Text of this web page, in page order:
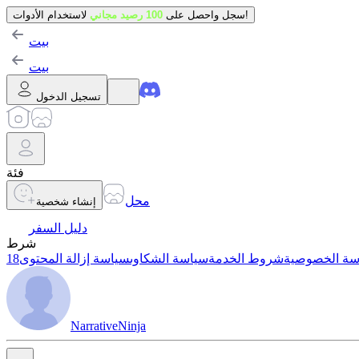
سجل واحصل على 100 رصيد مجاني لاستخدام الأدوات!
بيت
بيت
تسجيل الدخول
فئة
إنشاء شخصية
محل
دليل السفر
شرط
الخصوصيةشروط الخدمةسياسة الشكاوىسياسة إزالة المحتوى
NarrativeNinja